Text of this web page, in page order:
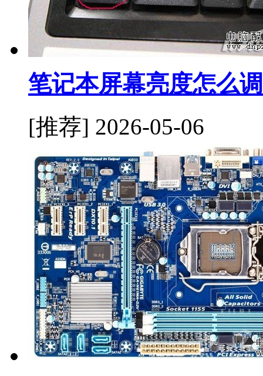
笔记本屏幕亮度怎么
[推荐] 2026-05-06